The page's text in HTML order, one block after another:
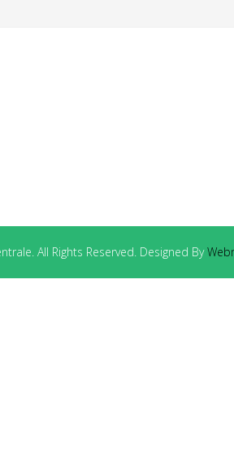
All Rights Reserved. Designed By